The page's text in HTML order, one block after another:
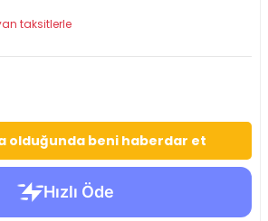
taksitlerle
olduğunda beni haberdar et